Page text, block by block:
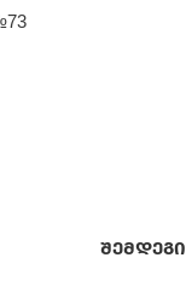
შემდეგი